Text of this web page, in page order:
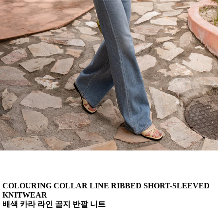
COLOURING COLLAR LINE RIBBED SHORT-SLEEVED
KNITWEAR
배색 카라 라인 골지 반팔 니트